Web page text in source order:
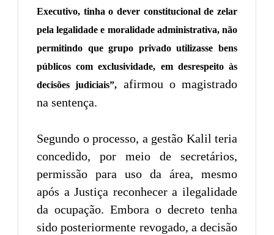
Executivo, tinha o dever constitucional de zelar
pela legalidade e moralidade administrativa, não
permitindo que grupo privado utilizasse bens
públicos com exclusividade, em desrespeito às
decisões judiciais”,
afirmou o magistrado
na sentença.
Segundo o processo, a gestão Kalil teria
concedido, por meio de secretários,
permissão para uso da área, mesmo
após a Justiça reconhecer a ilegalidade
da ocupação. Embora o decreto tenha
sido posteriormente revogado, a decisão